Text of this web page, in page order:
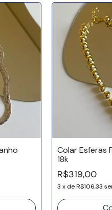
Colar Esferas
18k
R$319,00
3 x deR$106,33